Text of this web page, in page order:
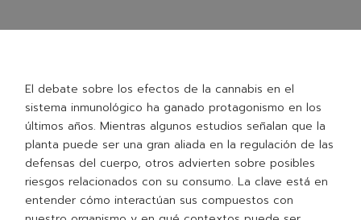
El debate sobre los efectos de la cannabis en el
sistema inmunológico ha ganado protagonismo en los
últimos años. Mientras algunos estudios señalan que la
planta puede ser una gran aliada en la regulación de las
defensas del cuerpo, otros advierten sobre posibles
riesgos relacionados con su consumo. La clave está en
entender cómo interactúan sus compuestos con